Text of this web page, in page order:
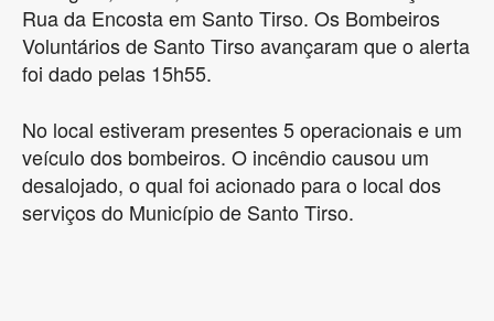
Rua da Encosta em Santo Tirso. Os Bombeiros
Voluntários de Santo Tirso avançaram que o alerta
foi dado pelas 15h55.
No local estiveram presentes 5 operacionais e um
veículo dos bombeiros. O incêndio causou um
desalojado, o qual foi acionado para o local dos
serviços do Município de Santo Tirso.